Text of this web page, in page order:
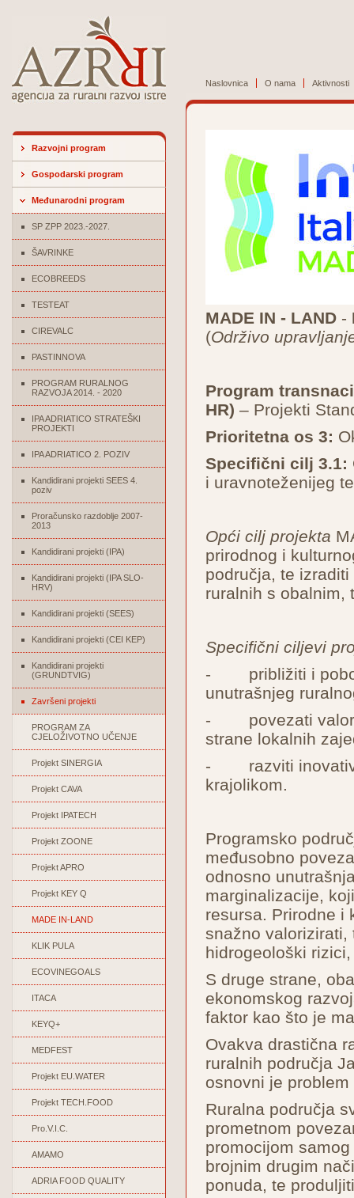
Naslovnica O nama Aktivnosti
Razvojni program
Gospodarski program
Međunarodni program
SP ZPP 2023.-2027.
ŠAVRINKE
ECOBREEDS
TESTEAT
CIREVALC
PASTINNOVA
PROGRAM RURALNOG
RAZVOJA 2014. - 2020
IPA ADRIATICO STRATEŠKI
PROJEKTI
IPA ADRIATICO 2. POZIV
Kandidirani projekti SEES 4.
poziv
Proračunsko razdoblje 2007-
2013
Kandidirani projekti (IPA)
Kandidirani projekti (IPA SLO-
HRV)
Kandidirani projekti (SEES)
Kandidirani projekti (CEI KEP)
Kandidirani projekti
(GRUNDTVIG)
Završeni projekti
PROGRAM ZA
CJELOŽIVOTNO UČENJE
Projekt SINERGIA
Projekt CAVA
Projekt IPATECH
Projekt ZOONE
Projekt APRO
Projekt KEY Q
MADE IN-LAND
KLIK PULA
ECOVINEGOALS
ITACA
KEYQ+
MEDFEST
Projekt EU.WATER
Projekt TECH.FOOD
Pro.V.I.C.
AMAMO
ADRIA FOOD QUALITY
MADE IN - LAND -
(Održivo
Program
HR) – Projekti
Prioritetna os 3:
Specifični cilj 3.1:
i uravnoteženijeg
Opći cilj projekta
prirodnog i
područja, te
ruralnih s obalnim,
Specifični ciljevi
- približiti i
unutrašnjeg
- povezati
strane lokalnih
- razviti
krajolikom.
Programsko
međusobno
odnosno
marginalizacije,
resursa. Prirodne i
snažno valorizirati,
hidrogeološki
S druge strane,
ekonomskog
faktor kao što je
Ovakva drastična
ruralnih područja
osnovni je
Ruralna područja
prometnom
promocijom
brojnim drugim
ponuda, te